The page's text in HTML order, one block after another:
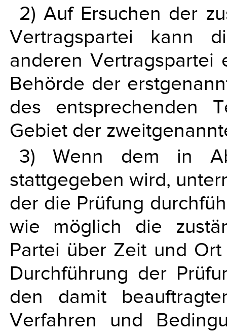
2) Auf Ersuchen der
Vertragspartei kann
anderen Vertragspartei
Behörde der
des entsprechenden
Gebiet der
3) Wenn dem in
stattgegeben wird,
der die Prüfung
wie möglich die
Partei über Zeit und
Durchführung der
den damit
Verfahren und